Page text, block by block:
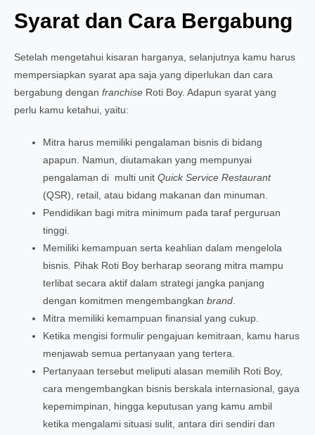
Syarat dan Cara Bergabung
Setelah mengetahui kisaran harganya, selanjutnya kamu harus
mempersiapkan syarat apa saja yang diperlukan dan cara
bergabung dengan franchise Roti Boy. Adapun syarat yang
perlu kamu ketahui, yaitu:
Mitra harus memiliki pengalaman bisnis di bidang
apapun. Namun, diutamakan yang mempunyai
pengalaman di multi unitQuick Service Restaurant
(QSR), retail, atau bidang makanan dan minuman.
Pendidikan bagi mitra minimum pada taraf perguruan
tinggi.
Memiliki kemampuan serta keahlian dalam mengelola
bisnis. Pihak Roti Boy berharap seorang mitra mampu
terlibat secara aktif dalam strategi jangka panjang
dengan komitmen mengembangkanbrand.
Mitra memiliki kemampuan finansial yang cukup.
Ketika mengisi formulir pengajuan kemitraan, kamu harus
menjawab semua pertanyaan yang tertera.
Pertanyaan tersebut meliputi alasan memilih Roti Boy,
cara mengembangkan bisnis berskala internasional, gaya
kepemimpinan, hingga keputusan yang kamu ambil
ketika mengalami situasi sulit, antara diri sendiri dan